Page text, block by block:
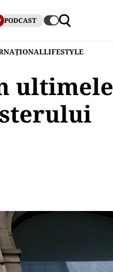
PODCAST
LIFESTYLE
ultimele